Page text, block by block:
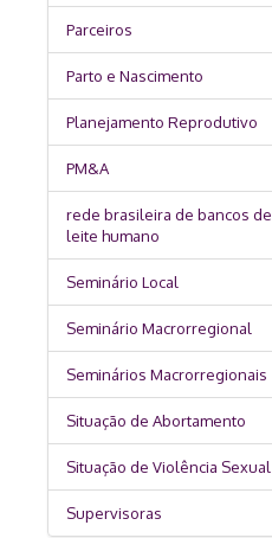
Parceiros
Parto e Nascimento
Planejamento Reprodutivo
PM&A
rede brasileira de bancos de
leite humano
Seminário Local
Seminário Macrorregional
Seminários Macrorregionais
Situação de Abortamento
Situação de Violência Sexual
Supervisoras